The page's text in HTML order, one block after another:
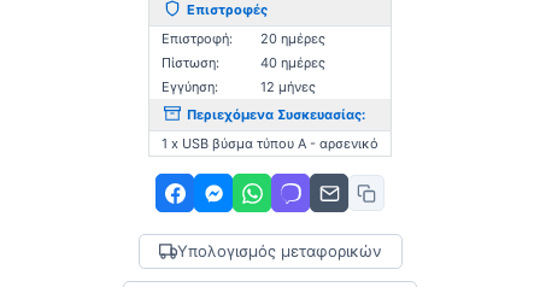
Επιστροφές
Επιστροφή:
20 ημέρες
Πίστωση:
40 ημέρες
Εγγύηση:
12 μήνες
Περιεχόμενα Συσκευασίας:
1 x USB βύσμα τύπου A - αρσενικό
Υπολογισμός μεταφορικών